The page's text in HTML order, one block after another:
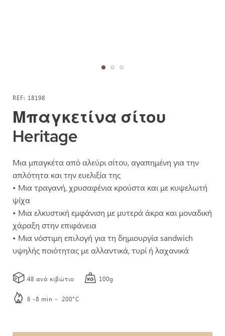
στην
αρχή
της
συλλογής
REF 18198
Μπαγκετίνα σίτου
Heritage
Μια μπαγκέτα από αλεύρι σίτου, αγαπημένη για την
απλότητα και την ευελιξία της
• Μια τραγανή, χρυσαφένια κρούστα και με κυψελωτή
ψίχα
• Μια ελκυστική εμφάνιση με μυτερά άκρα και μοναδική
χάραξη στην επιφάνεια
• Μια νόστιμη επιλογή για τη δημιουργία sandwich
υψηλής ποιότητας με αλλαντικά, τυρί ή λαχανικά
48 ανά κιβώτιο 100g
6 -8 min - 200°C